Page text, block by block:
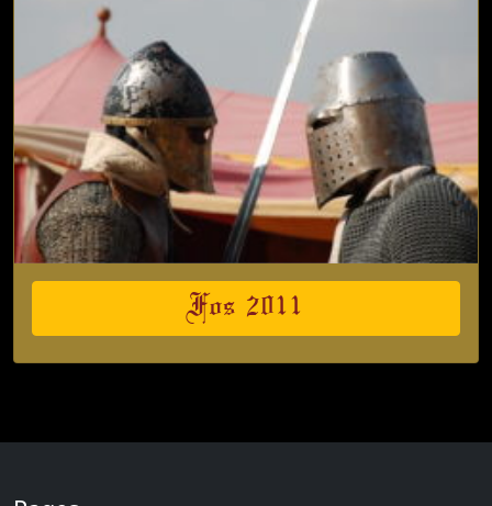
Fos 2011